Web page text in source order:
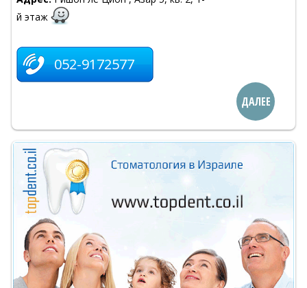
й этаж
052-9172577
ДАЛЕЕ